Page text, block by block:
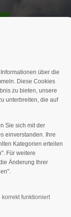
"offcanvas-col3"
über die
Diese Cookies
zu bieten, unsere
unterbreiten, die auf
Sie sich mit der
einverstanden. Ihre
Kategorien erteilen
Für weitere
Änderung Ihrer
funktioniert